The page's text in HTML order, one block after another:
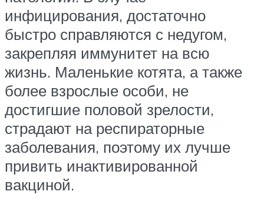
инфицирования, достаточно
быстро справляются с недугом,
закрепляя иммунитет на всю
жизнь. Маленькие котята, а также
более взрослые особи, не
достигшие половой зрелости,
страдают на респираторные
заболевания, поэтому их лучше
привить инактивированной
вакциной.